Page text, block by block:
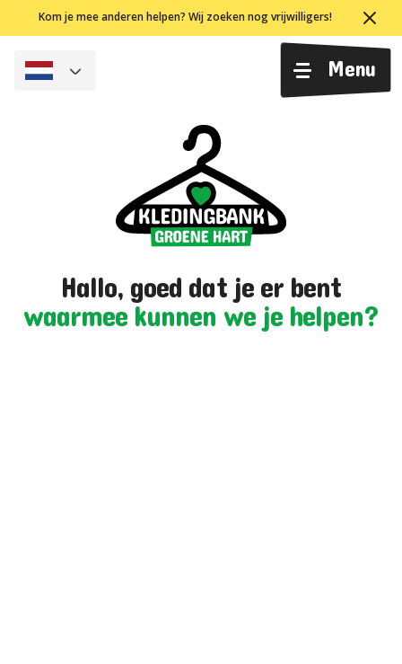
naar
inhoud
Kom je mee anderen helpen? Wij zoeken nog vrijwilligers!
Menu
Hallo, goed dat je er bent
waarmee kunnen we je helpen?